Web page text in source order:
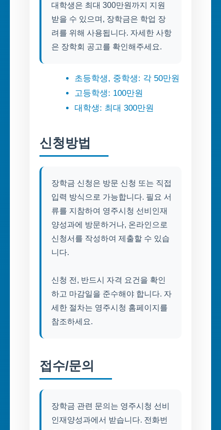
대학생은 최대 300만원까지 지원
받을 수 있으며, 장학금은 학업 장
려를 위해 사용됩니다. 자세한 사항
은 장학회 공고를 확인해주세요.
초등학생, 중학생: 각 50만원
고등학생: 100만원
대학생: 최대 300만원
신청방법
장학금 신청은 방문 신청 또는 직접
입력 방식으로 가능합니다. 필요 서
류를 지참하여 영주시청 선비인재
양성과에 방문하거나, 온라인으로
신청서를 작성하여 제출할 수 있습
니다.
신청 전, 반드시 자격 요건을 확인
하고 마감일을 준수해야 합니다. 자
세한 절차는 영주시청 홈페이지를
참조하세요.
접수/문의
장학금 관련 문의는 영주시청 선비
인재양성과에서 받습니다. 전화번